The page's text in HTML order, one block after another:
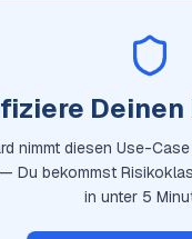
nimmt diesen Use-
Du bekommst
in unter 5